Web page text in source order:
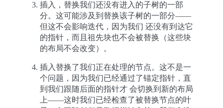
插入，替换我们还没有进入的子树的一部
分。这可能涉及到替换该子树的一部分——
但这不会影响迭代，因为我们 还没有到达它
的指针，而且祖先块也不会被替换（这些块
的布局不会改变）。
插入替换了我们正在处理的节点。这不是一
个问题，因为我们已经通过了锚定指针，直
到我们跟随后面的指针才 会切换到新的布局
上——这时我们已经检查了被替换节点的叶